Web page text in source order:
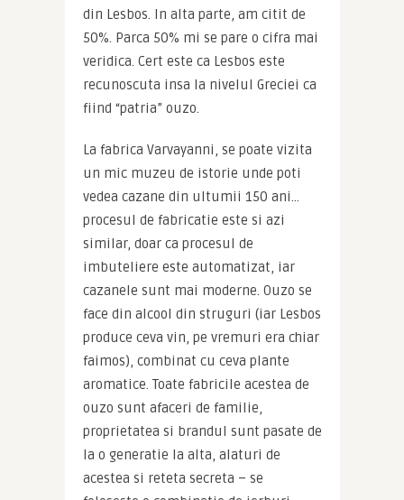
din Lesbos. In alta parte, am citit de
50%. Parca 50% mi se pare o cifra mai
veridica. Cert este ca Lesbos este
recunoscuta insa la nivelul Greciei ca
fiind “patria” ouzo.
La fabrica Varvayanni, se poate vizita
un mic muzeu de istorie unde poti
vedea cazane din ultumii 150 ani…
procesul de fabricatie este si azi
similar, doar ca procesul de
imbuteliere este automatizat, iar
cazanele sunt mai moderne. Ouzo se
face din alcool din struguri (iar Lesbos
produce ceva vin, pe vremuri era chiar
faimos), combinat cu ceva plante
aromatice. Toate fabricile acestea de
ouzo sunt afaceri de familie,
proprietatea si brandul sunt pasate de
la o generatie la alta, alaturi de
acestea si reteta secreta – se